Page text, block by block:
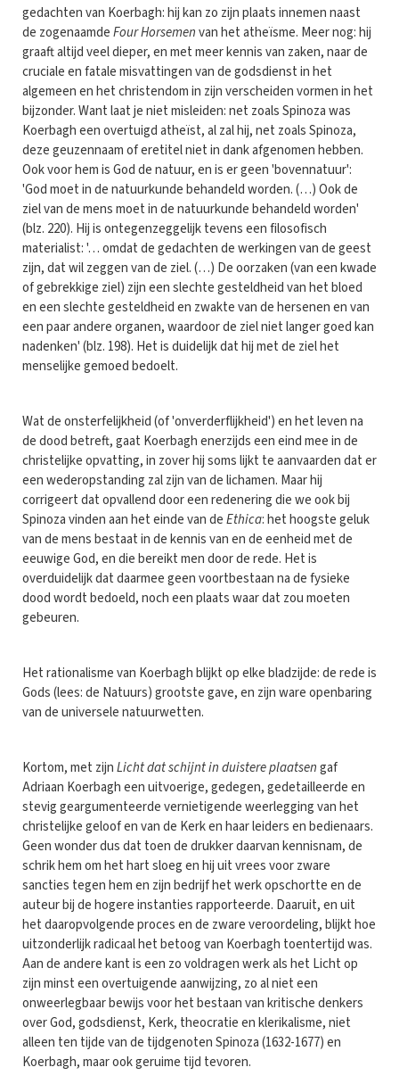
gedachten van Koerbagh: hij kan zo zijn plaats innemen naast
de zogenaamdeFour Horsemenvan het atheïsme. Meer nog: hij
graaft altijd veel dieper, en met meer kennis van zaken, naar de
cruciale en fatale misvattingen van de godsdienst in het
algemeen en het christendom in zijn verscheiden vormen in het
bijzonder. Want laat je niet misleiden: net zoals Spinoza was
Koerbagh een overtuigd atheïst, al zal hij, net zoals Spinoza,
deze geuzennaam of eretitel niet in dank afgenomen hebben.
Ook voor hem is God de natuur, en is er geen 'bovennatuur':
'God moet in de natuurkunde behandeld worden. (…) Ook de
ziel van de mens moet in de natuurkunde behandeld worden'
(blz. 220). Hij is ontegenzeggelijk tevens een filosofisch
materialist: '… omdat de gedachten de werkingen van de geest
zijn, dat wil zeggen van de ziel. (…) De oorzaken (van een kwade
of gebrekkige ziel) zijn een slechte gesteldheid van het bloed
en een slechte gesteldheid en zwakte van de hersenen en van
een paar andere organen, waardoor de ziel niet langer goed kan
nadenken' (blz. 198). Het is duidelijk dat hij met de ziel het
menselijke gemoed bedoelt.
Wat de onsterfelijkheid (of 'onverderflijkheid') en het leven na
de dood betreft, gaat Koerbagh enerzijds een eind mee in de
christelijke opvatting, in zover hij soms lijkt te aanvaarden dat er
een wederopstanding zal zijn van de lichamen. Maar hij
corrigeert dat opvallend door een redenering die we ook bij
Spinoza vinden aan het einde van deEthica: het hoogste geluk
van de mens bestaat in de kennis van en de eenheid met de
eeuwige God, en die bereikt men door de rede. Het is
overduidelijk dat daarmee geen voortbestaan na de fysieke
dood wordt bedoeld, noch een plaats waar dat zou moeten
gebeuren.
Het rationalisme van Koerbagh blijkt op elke bladzijde: de rede is
Gods (lees: de Natuurs) grootste gave, en zijn ware openbaring
van de universele natuurwetten.
Kortom, met zijnLicht dat schijnt in duistere plaatsengaf
Adriaan Koerbagh een uitvoerige, gedegen, gedetailleerde en
stevig geargumenteerde vernietigende weerlegging van het
christelijke geloof en van de Kerk en haar leiders en bedienaars.
Geen wonder dus dat toen de drukker daarvan kennisnam, de
schrik hem om het hart sloeg en hij uit vrees voor zware
sancties tegen hem en zijn bedrijf het werk opschortte en de
auteur bij de hogere instanties rapporteerde. Daaruit, en uit
het daaropvolgende proces en de zware veroordeling, blijkt hoe
uitzonderlijk radicaal het betoog van Koerbagh toentertijd was.
Aan de andere kant is een zo voldragen werk als het Licht op
zijn minst een overtuigende aanwijzing, zo al niet een
onweerlegbaar bewijs voor het bestaan van kritische denkers
over God, godsdienst, Kerk, theocratie en klerikalisme, niet
alleen ten tijde van de tijdgenoten Spinoza (1632-1677) en
Koerbagh, maar ook geruime tijd tevoren.